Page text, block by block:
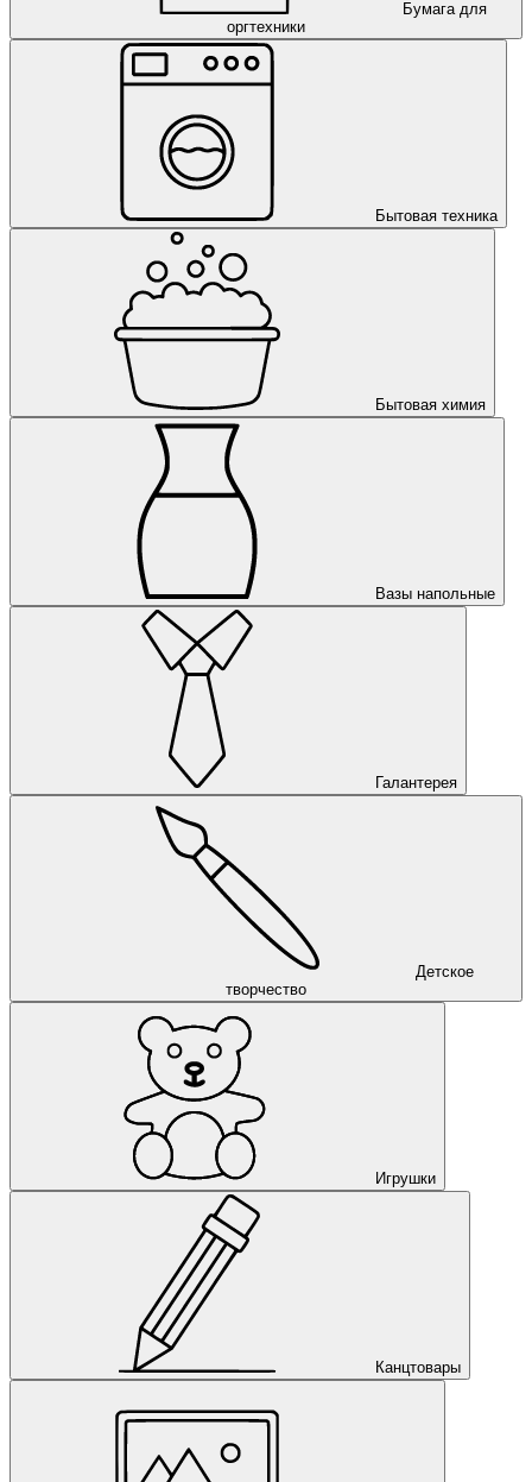
Бумага для
оргтехники
Бытовая техника
Бытовая химия
Вазы напольные
Галантерея
Детское
творчество
Игрушки
Канцтовары